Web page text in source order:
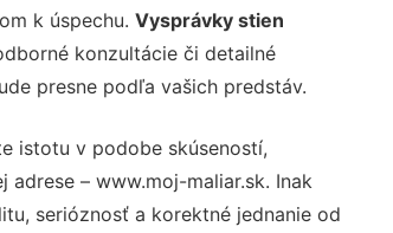
k úspechu. Vysprávky stien
konzultácie či detailné
presne podľa vašich predstáv.
istotu v podobe skúseností,
– www.moj-maliar.sk. Inak
serióznosť a korektné jednanie od